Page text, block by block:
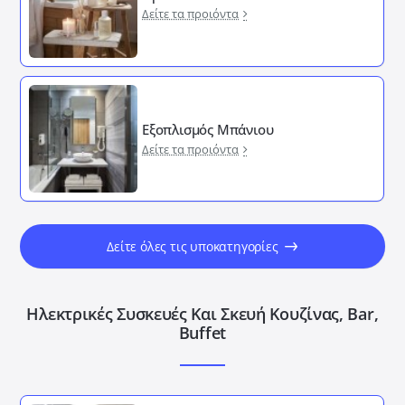
Δείτε τα προιόντα
Εξοπλισμός Μπάνιου
Δείτε τα προιόντα
Δείτε όλες τις υποκατηγορίες
Ηλεκτρικές Συσκευές Και Σκευή Κουζίνας, Bar,
Buffet